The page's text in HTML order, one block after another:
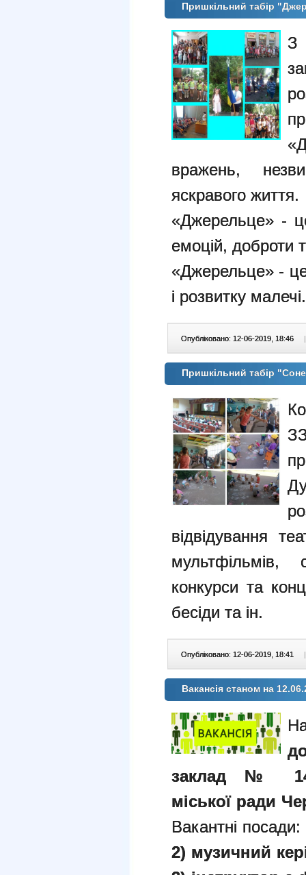
Пришкільний табір
З
вражень,
яскравого життя.
«Джерельце» -
емоцій, доброти
«Джерельце» - це
і розвитку малечі.
Опубліковано: 12-06-2019, 18:46
Пришкільний табір
відвідування
мультфільмів,
конкурси та
бесіди та ін.
Опубліковано: 12-06-2019, 18:41
Вакансія станом на
заклад № 14
міської ради
Вакантні
2) музичний